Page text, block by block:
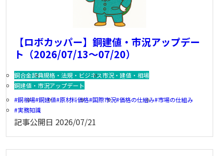
【ロボカッパー】銅建値・市況アップデー
ト（2026/07/13～07/20）
銅合金辞典規格・法規・ビジネス市況・建値・相場
銅建値・市況アップデート
銅相場 銅建値 原材料価格 国際市況 価格の仕組み 市場の仕組み
実務知識
記事公開日 2026/07/21